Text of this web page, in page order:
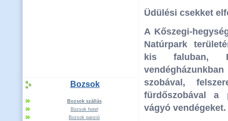
Bozsok
Bozsok szállás
Bozsok hotel
Bozsok panzió
Üdülési csekket
A Kőszegi-
Natúrpark
kis faluban,
szobával,
fürdőszobával
a
vágyó vendégeket.